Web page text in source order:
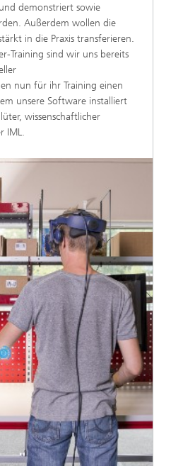
demonstriert sowie
Außerdem wollen die
in die Praxis transferieren.
Training sind wir uns bereits
nun für ihr Training einen
unsere Software installiert
wissenschaftlicher
IML.